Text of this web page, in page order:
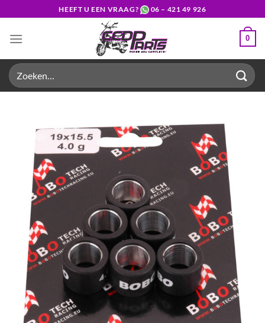
naar
inhoud
HEEFT U EEN VRAAG? 06 – 421 49 926
0
Zoeken
naar: